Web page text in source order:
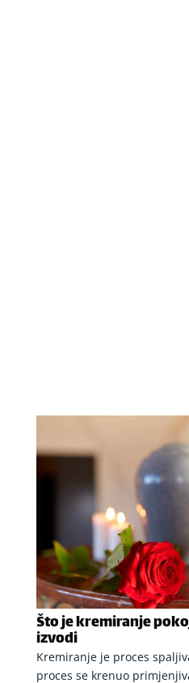
Što je kremiranje
izvodi
Kremiranje je proces
proces se krenuo